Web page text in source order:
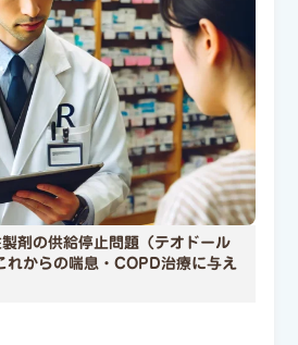
剤の供給停止問題（テオドール
からの喘息・COPD治療に与え